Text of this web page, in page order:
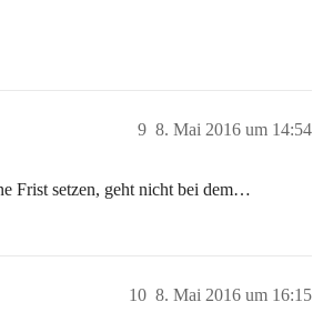
8. Mai 2016 um 14:54
9
Frist setzen, geht nicht bei dem…
8. Mai 2016 um 16:15
10